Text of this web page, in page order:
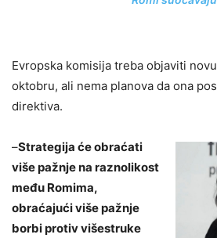
Evropska komisija treba objaviti
oktobru, ali nema planova da ona
direktiva.
–Strategija će obraćati
više pažnje na raznolikost
među Romima,
obraćajući više pažnje
borbi protiv višestruke